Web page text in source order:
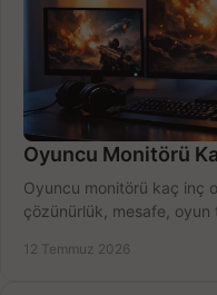
Oyuncu Monitörü
Oyuncu monitörü kaç inç
çözünürlük, mesafe,
12 Temmuz 2026